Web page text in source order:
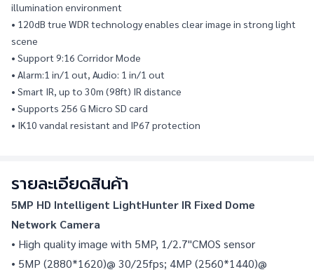
illumination environment
• 120dB true WDR technology enables clear image in strong light
scene
• Support 9:16 Corridor Mode
• Alarm:1 in/1 out, Audio: 1 in/1 out
• Smart IR, up to 30m (98ft) IR distance
• Supports 256 G Micro SD card
• IK10 vandal resistant and IP67 protection
รายละเอียดสินค้า
5MP HD Intelligent LightHunter IR Fixed Dome
Network Camera
• High quality image with 5MP, 1/2.7"CMOS sensor
• 5MP (2880*1620)@ 30/25fps; 4MP (2560*1440)@